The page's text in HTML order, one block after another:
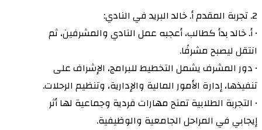
2. تجربة المقدم أ. خالد البريد في النادي:
• أ. خالد بدأ كطالب، أعجبه عمل النادي والمشرفين، ثم
انتقل ليصبح مشرفًا.
• دور المشرف يشمل التخطيط للبرامج، الإشراف على
تنفيذها، إدارة الأمور المالية والإدارية، وتنظيم الرحلات.
• التجربة الطلابية تمنح مهارات فردية وجماعية لها أثر
إيجابي في المراحل الجامعية والوظيفية.